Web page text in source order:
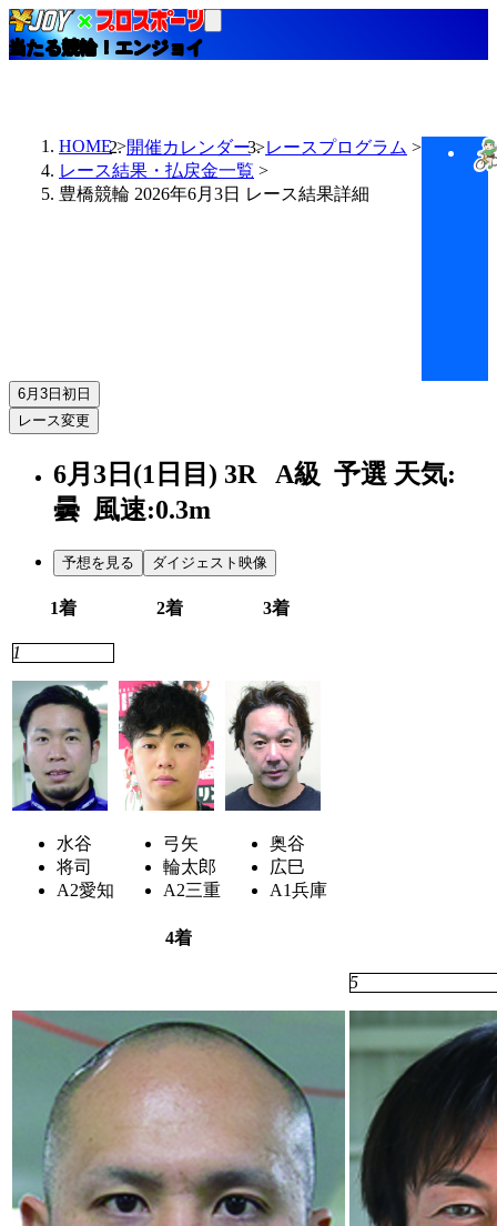
当たる競輪！エンジョイ
HOME 開催カレンダー
レースプログラム
レース結果・払戻金一覧
豊橋競輪 2026年6月3日 レース結果詳細
6月3日 初日
レース変更
6月3日(1日目) 3R A級 予選 天気:
曇 風速:0.3m
予想を見る ダイジェスト映像
1着 2着 3着
1
水谷
将司
A2愛知
弓矢
輪太郎
A2三重
奥谷
広巳
A1兵庫
4着
5